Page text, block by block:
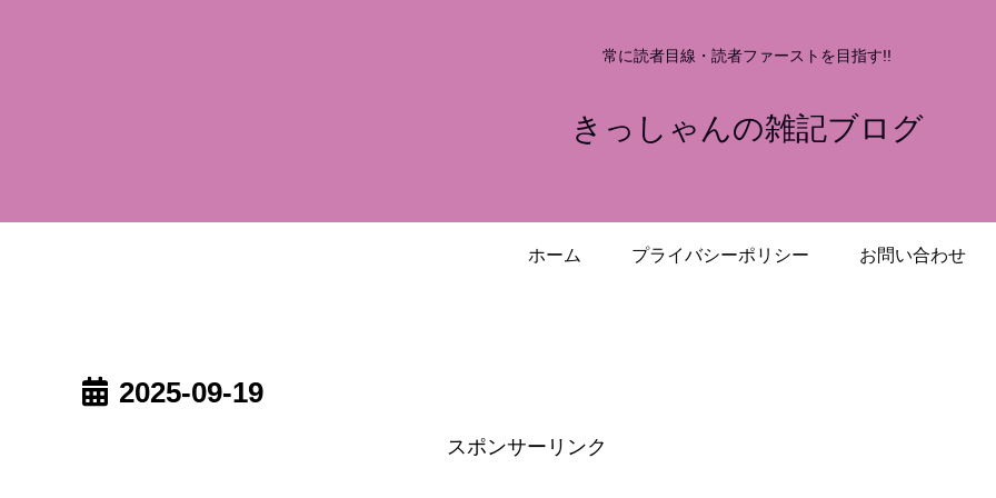
常に読者目線・読者ファーストを目指す!!
きっしゃんの雑記ブログ
ホーム プライバシーポリシー お問い合わせ
2025-09-19
スポンサーリンク